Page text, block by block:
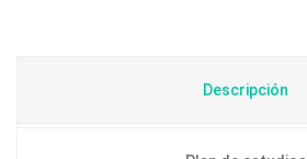
Descripción